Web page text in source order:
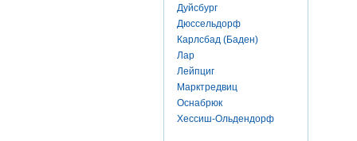
Дуйсбург
Дюссельдорф
Карлсбад (Баден)
Лар
Лейпциг
Марктредвиц
Оснабрюк
Хессиш-Ольдендорф